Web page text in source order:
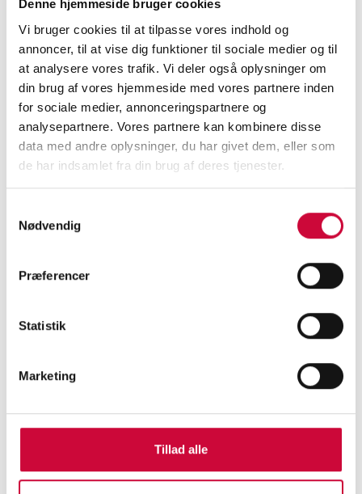
Denne hjemmeside bruger cookies
Vi bruger cookies til at tilpasse vores indhold og
annoncer, til at vise dig funktioner til sociale medier og til
at analysere vores trafik. Vi deler også oplysninger om
din brug af vores hjemmeside med vores partnere inden
for sociale medier, annonceringspartnere og
analysepartnere. Vores partnere kan kombinere disse
data med andre oplysninger, du har givet dem, eller som
de har indsamlet fra din brug af deres tjenester.
Nødvendig
Præferencer
Statistik
Marketing
Tillad alle
these meetings with our customers, partners,
and colleagues combined with discussions on
how we can improve that create value for
Klokkerholm.
Thank you for visiting our stand!
<
CONTACT US TODAY
and learn more about our
KONTAKT